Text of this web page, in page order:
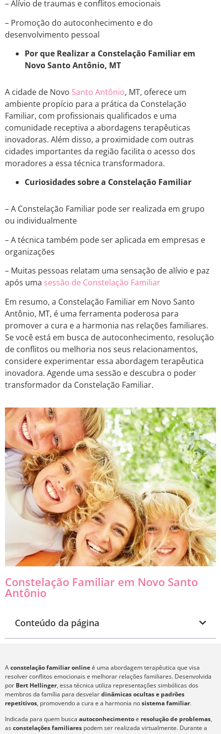
– Alívio de traumas e conflitos emocionais
– Promoção do autoconhecimento e do
desenvolvimento pessoal
Por que Realizar a Constelação Familiar em
Novo Santo Antônio, MT
A cidade de Novo Santo Antônio, MT, oferece um
ambiente propício para a prática da Constelação
Familiar, com profissionais qualificados e uma
comunidade receptiva a abordagens terapêuticas
inovadoras. Além disso, a proximidade com outras
cidades importantes da região facilita o acesso dos
moradores a essa técnica transformadora.
Curiosidades sobre a Constelação Familiar
– A Constelação Familiar pode ser realizada em grupo
ou individualmente
– A técnica também pode ser aplicada em empresas e
organizações
– Muitas pessoas relatam uma sensação de alívio e paz
após uma sessão de Constelação Familiar
Em resumo, a Constelação Familiar em Novo Santo
Antônio, MT, é uma ferramenta poderosa para
promover a cura e a harmonia nas relações familiares.
Se você está em busca de autoconhecimento, resolução
de conflitos ou melhoria nos seus relacionamentos,
considere experimentar essa abordagem terapêutica
inovadora. Agende uma sessão e descubra o poder
transformador da Constelação Familiar.
Constelação Familiar em Novo Santo
Antônio
Conteúdo da página
Aconstelação familiar onlineé uma abordagem terapêutica que visa
resolver conflitos emocionais e melhorar relações familiares. Desenvolvida
por Bert Hellinger, essa técnica utiliza representações simbólicas dos
membros da família para desvelardinâmicas ocultas e padrões
repetitivos, promovendo a cura e a harmonia nosistema familiar.
Indicada para quem busca autoconhecimentoe resolução de problemas,
asconstelações familiares podem ser realizada virtualmente. Durante a